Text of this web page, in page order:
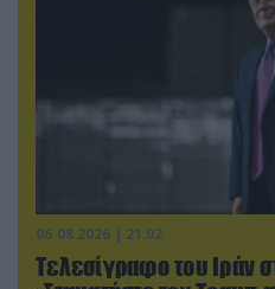
06.08.2026 | 21:02
Τελεσίγραφο του Ιράν